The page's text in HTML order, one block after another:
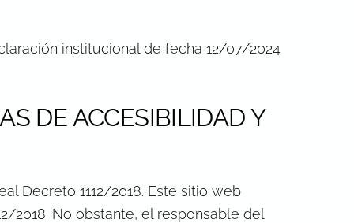
institucional de fecha 12/07/2024
DE ACCESIBILIDAD Y
Decreto 1112/2018. Este sitio web
2018. No obstante, el responsable del